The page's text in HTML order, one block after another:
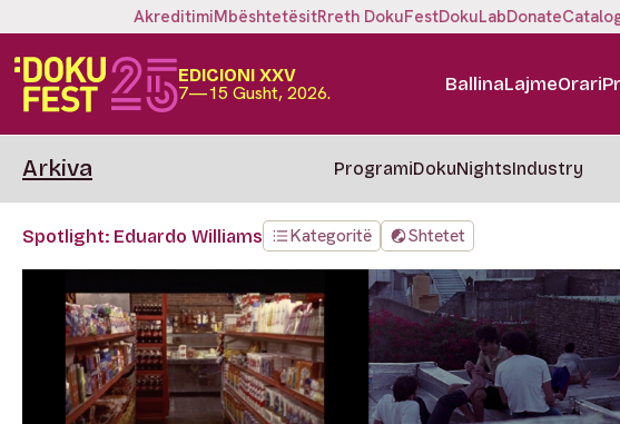
AkreditimiMbështetësitRreth DokuFestDokuLabDonate
EDICIONI XXV
7—15 Gusht, 2026. BallinaLajmeOrari
Arkiva ProgramiDokuNightsIndustry
Spotlight: Eduardo Williams Kategoritë Shtetet